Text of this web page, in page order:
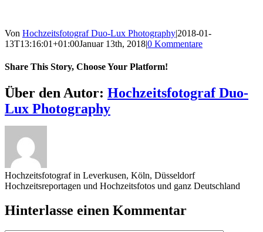
Von Hochzeitsfotograf Duo-Lux Photography|2018-01-
13T13:16:01+01:00Januar 13th, 2018|0 Kommentare
Share This Story, Choose Your Platform!
Sharing_facebook
Sharing_twitter
Sharing_reddit
Über den Autor: Hochzeitsfotograf Duo-
Lux Photography
Hochzeitsfotograf in Leverkusen, Köln, Düsseldorf
Hochzeitsreportagen und Hochzeitsfotos und ganz Deutschland
Hinterlasse einen Kommentar